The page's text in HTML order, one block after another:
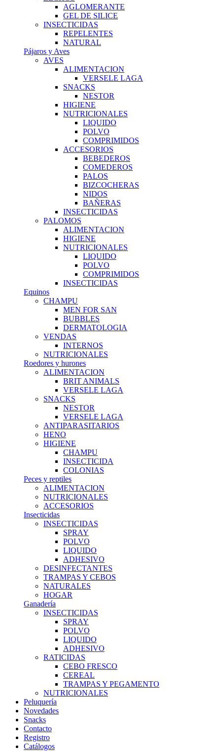
AGLOMERANTE
GEL DE SILICE
INSECTICIDAS
REPELENTES
NATURAL
Pájaros y Aves
AVES
ALIMENTACION
VERSELE LAGA
SNACKS
NESTOR
HIGIENE
NUTRICIONALES
LIQUIDO
POLVO
COMPRIMIDOS
ACCESORIOS
BEBEDEROS
COMEDEROS
PALOS
BIZCOCHERAS
NIDOS
BAÑERAS
INSECTICIDAS
PALOMOS
ALIMENTACION
HIGIENE
NUTRICIONALES
LIQUIDO
POLVO
COMPRIMIDOS
INSECTICIDAS
Equinos
CHAMPU
MEN FOR SAN
BUBBLES
DERMATOLOGIA
VENDAS
INTERNOS
NUTRICIONALES
Roedores y hurones
ALIMENTACION
BRIT ANIMALS
VERSELE LAGA
SNACKS
NESTOR
VERSELE LAGA
ANTIPARASITARIOS
HENO
HIGIENE
CHAMPU
INSECTICIDA
COLONIAS
Peces y reptiles
ALIMENTACION
NUTRICIONALES
ACCESORIOS
Insecticidas
INSECTICIDAS
SPRAY
POLVO
LIQUIDO
ADHESIVO
DESINFECTANTES
TRAMPAS Y CEBOS
NATURALES
HOGAR
Ganadería
INSECTICIDAS
SPRAY
POLVO
LIQUIDO
ADHESIVO
RATICIDAS
CEBO FRESCO
CEREAL
TRAMPAS Y PEGAMENTO
NUTRICIONALES
Peluquería
Novedades
Snacks
Contacto
Registro
Catálogos